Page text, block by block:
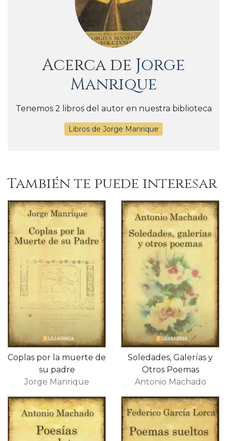
Acerca de Jorge
Manrique
Tenemos 2 libros del autor en nuestra biblioteca
Libros de Jorge Manrique
También te puede interesar
Coplas por la muerte de
su padre
Jorge Manrique
Soledades, Galerías y
Otros Poemas
Antonio Machado